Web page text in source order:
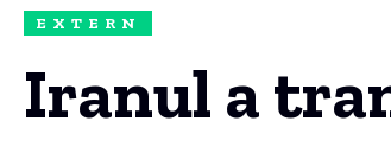
EXTERN
Iranul a